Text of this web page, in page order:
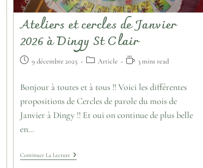
Ateliers et cercles de Janvier
2026 à Dingy St Clair
9 décembre 2025 Article 3 mins read
Bonjour à toutes et à tous !! Voici les différentes
propositions de Cercles de parole du mois de
Janvier à Dingy !! Et oui on continue de plus belle
en…
Continuer La Lecture